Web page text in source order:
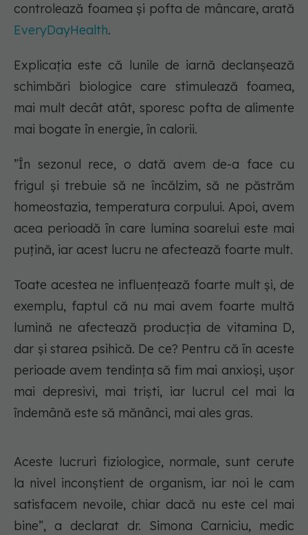
controlează foamea și pofta de mâncare, arată
EveryDayHealth.
Explicația este că lunile de iarnă declanșează
schimbări biologice care stimulează foamea,
mai mult decât atât, sporesc pofta de alimente
mai bogate în energie, în calorii.
”În sezonul rece, o dată avem de-a face cu
frigul și trebuie să ne încălzim, să ne păstrăm
homeostazia, temperatura corpului. Apoi, avem
acea perioadă în care lumina soarelui este mai
puțină, iar acest lucru ne afectează foarte mult.
Toate acestea ne influențează foarte mult și, de
exemplu, faptul că nu mai avem foarte multă
lumină ne afectează producția de vitamina D,
dar și starea psihică. De ce? Pentru că în aceste
perioade avem tendința să fim mai anxioși, ușor
mai depresivi, mai triști, iar lucrul cel mai la
îndemână este să mănânci, mai ales gras.
Aceste lucruri fiziologice, normale, sunt cerute
la nivel inconștient de organism, iar noi le cam
satisfacem nevoile, chiar dacă nu este cel mai
bine”, a declarat dr. Simona Carniciu, medic